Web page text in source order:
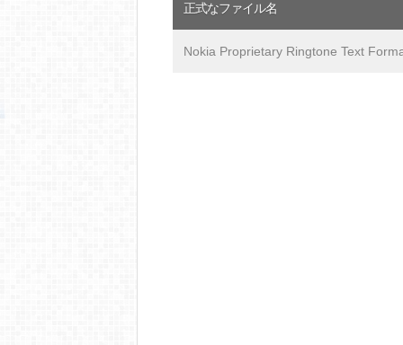
正式なファイル名
Nokia Proprietary Ringtone Text